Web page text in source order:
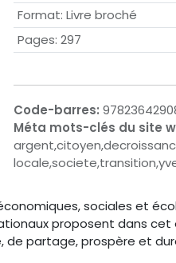
Format: Livre broché
Pages: 297
Code-barres:
Méta mots-clés du site
sociales et
proposent dans cet
partage, prospère et